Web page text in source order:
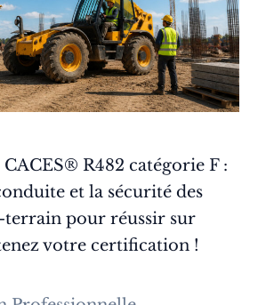
R482 catégorie F :
et la sécurité des
pour réussir sur
votre certification !